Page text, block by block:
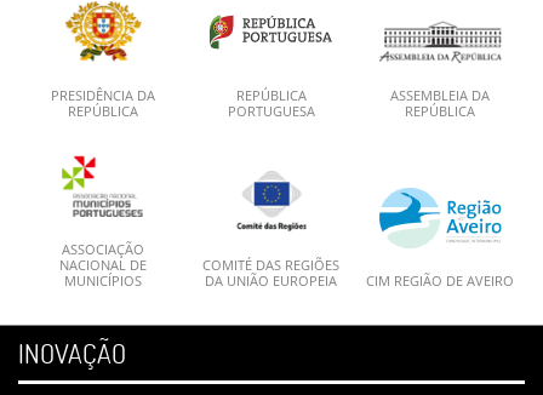
PRESIDÊNCIA DA
REPÚBLICA
REPÚBLICA
PORTUGUESA
ASSEMBLEIA DA
REPÚBLICA
ASSOCIAÇÃO
NACIONAL DE
MUNICÍPIOS
COMITÉ DAS REGIÕES
DA UNIÃO EUROPEIA
CIM REGIÃO DE AVEIRO
INOVAÇÃO